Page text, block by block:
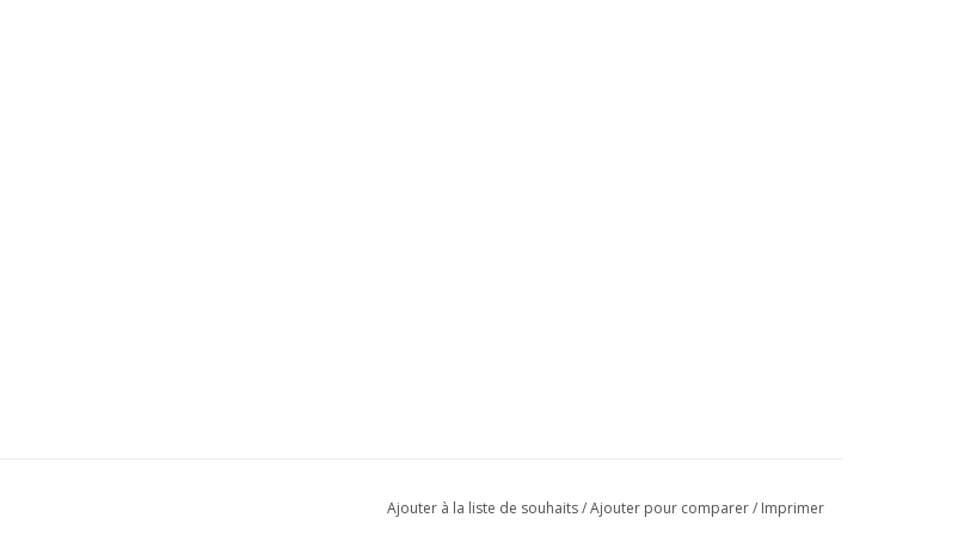
Ajouter à la liste de souhaits/Ajouter pour comparer/ Imprimer